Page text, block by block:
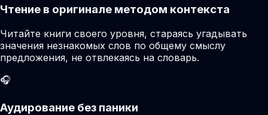
Чтение в оригинале методом контекста
Читайте книги своего уровня, стараясь угадывать
значения незнакомых слов по общему смыслу
предложения, не отвлекаясь на словарь.
🎧
Аудирование без паники